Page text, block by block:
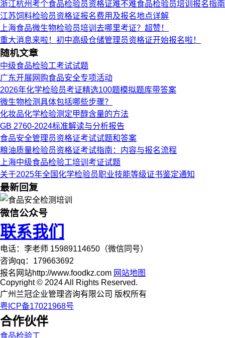
浙江杭州考个食品检验员资格证难不难食品检验员培训报名指南
江苏饲料检验员资格证报名费用及报名地点详解
上海食品微生物检验员培训去哪里考证？超赞！
重大消息来啦！初中高级仓储管理员资格证开始报名啦！
随机文章
中级食品检验工考试试题
广东开展网购食品安全专项活动
2026年化学检验员考证精选100题模拟题库带答案
微生物检测具体包括哪些步骤？
化妆品化学检验测定甲醇含量的方法
GB 2760-2024标准解读与分析报告
食品安全管理员资格证考试试题和答案
粮油质量检验员资格证考试指南：内容与报名流程
上海中级食品检验工培训考证试题
关于2025年全国化学检验员职业技能等级证书鉴定通知
最新回复
微信公众号
联系我们
电话：李老师 15989114650（微信同号）
咨询qq：179663692
报名网站http://www.foodkz.com 网站地图
Copyright © 2024 All Rights Reserved.
广州兰冠企业管理咨询有限公司 版权所有
粤ICP备17021968号
合作伙伴
食品检验工